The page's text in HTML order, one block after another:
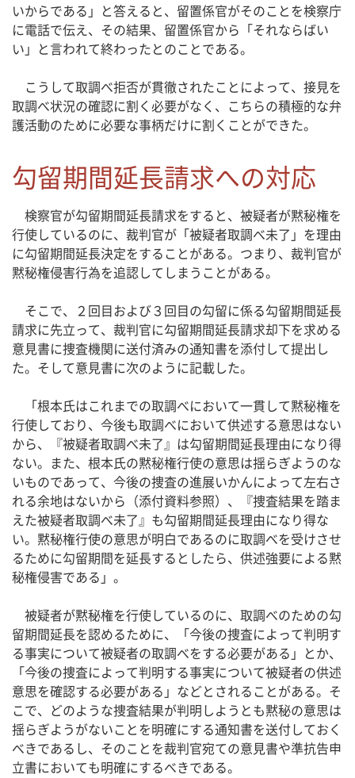
いからである」と答えると、留置係官がそのことを検察庁
に電話で伝え、その結果、留置係官から「それならばい
い」と言われて終わったとのことである。
こうして取調べ拒否が貫徹されたことによって、接見を
取調べ状況の確認に割く必要がなく、こちらの積極的な弁
護活動のために必要な事柄だけに割くことができた。
勾留期間延長請求への対応
検察官が勾留期間延長請求をすると、被疑者が黙秘権を
行使しているのに、裁判官が「被疑者取調べ未了」を理由
に勾留期間延長決定をすることがある。つまり、裁判官が
黙秘権侵害行為を追認してしまうことがある。
そこで、２回目および３回目の勾留に係る勾留期間延長
請求に先立って、裁判官に勾留期間延長請求却下を求める
意見書に捜査機関に送付済みの通知書を添付して提出し
た。そして意見書に次のように記載した。
「根本氏はこれまでの取調べにおいて一貫して黙秘権を
行使しており、今後も取調べにおいて供述する意思はない
から、『被疑者取調べ未了』は勾留期間延長理由になり得
ない。また、根本氏の黙秘権行使の意思は揺らぎようのな
いものであって、今後の捜査の進展いかんによって左右さ
れる余地はないから（添付資料参照）、『捜査結果を踏ま
えた被疑者取調べ未了』も勾留期間延長理由になり得な
い。黙秘権行使の意思が明白であるのに取調べを受けさせ
るために勾留期間を延長するとしたら、供述強要による黙
秘権侵害である」。
被疑者が黙秘権を行使しているのに、取調べのための勾
留期間延長を認めるために、「今後の捜査によって判明す
る事実について被疑者の取調べをする必要がある」とか、
「今後の捜査によって判明する事実について被疑者の供述
意思を確認する必要がある」などとされることがある。そ
こで、どのような捜査結果が判明しようとも黙秘の意思は
揺らぎようがないことを明確にする通知書を送付しておく
べきであるし、そのことを裁判官宛ての意見書や準抗告申
立書においても明確にするべきである。